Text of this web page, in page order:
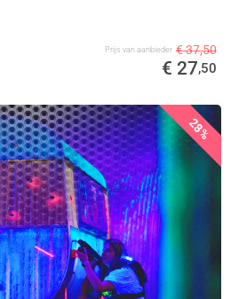
Prijs van aanbieder € 37,50
€ 27,50
28%